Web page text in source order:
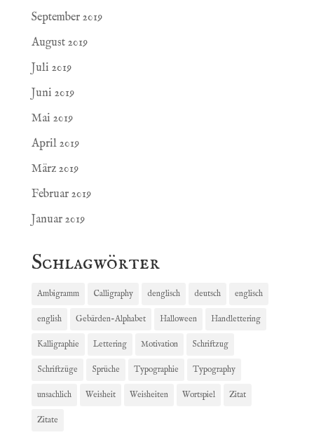
September 2019
August 2019
Juli 2019
Juni 2019
Mai 2019
April 2019
März 2019
Februar 2019
Januar 2019
Schlagwörter
Ambigramm Calligraphy denglisch deutsch englisch
english Gebärden-Alphabet Halloween Handlettering
Kalligraphie Lettering Motivation Schriftzug
Schriftzüge Sprüche Typographie Typography
unsachlich Weisheit Weisheiten Wortspiel Zitat
Zitate